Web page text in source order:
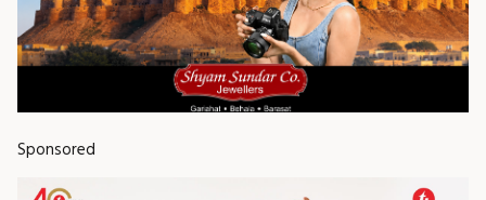
Sponsored